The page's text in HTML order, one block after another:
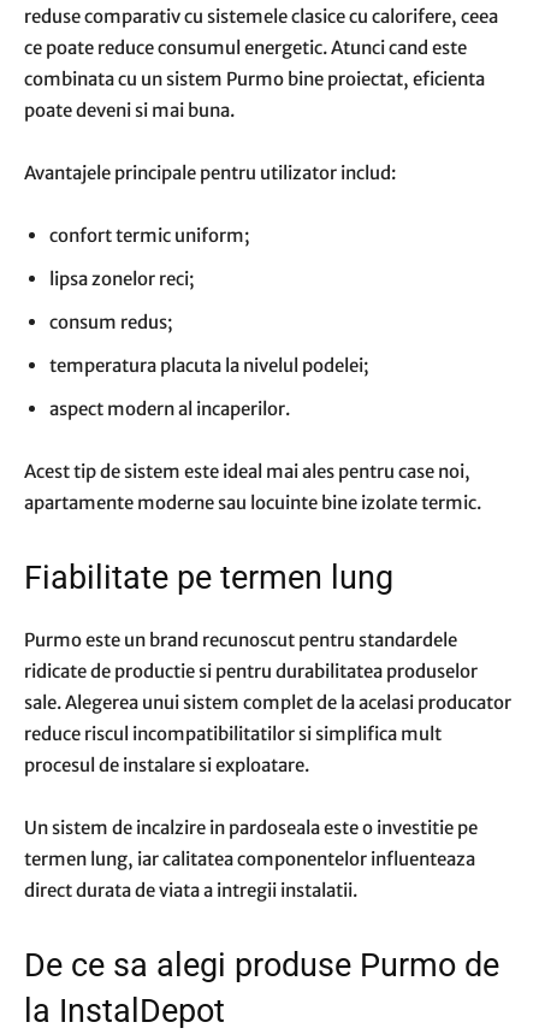
reduse comparativ cu sistemele clasice cu calorifere, ceea
ce poate reduce consumul energetic. Atunci cand este
combinata cu un sistem Purmo bine proiectat, eficienta
poate deveni si mai buna.
Avantajele principale pentru utilizator includ:
confort termic uniform;
lipsa zonelor reci;
consum redus;
temperatura placuta la nivelul podelei;
aspect modern al incaperilor.
Acest tip de sistem este ideal mai ales pentru case noi,
apartamente moderne sau locuinte bine izolate termic.
Fiabilitate pe termen lung
Purmo este un brand recunoscut pentru standardele
ridicate de productie si pentru durabilitatea produselor
sale. Alegerea unui sistem complet de la acelasi producator
reduce riscul incompatibilitatilor si simplifica mult
procesul de instalare si exploatare.
Un sistem de incalzire in pardoseala este o investitie pe
termen lung, iar calitatea componentelor influenteaza
direct durata de viata a intregii instalatii.
De ce sa alegi produse Purmo de
la InstalDepot